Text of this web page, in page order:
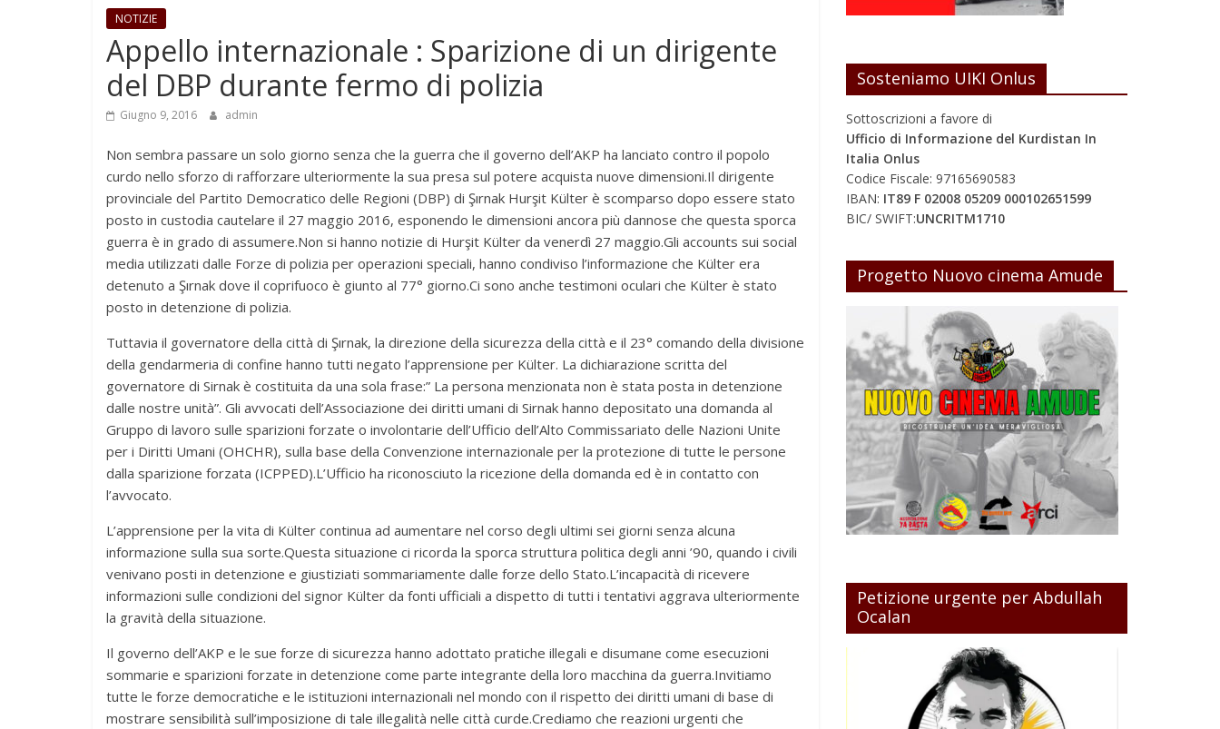
NOTIZIE
Appello internazionale : Sparizione di un dirigente
del DBP durante fermo di polizia
Giugno 9, 2016 admin
Non sembra passare un solo giorno senza che la guerra che il governo dell’AKP ha lanciato contro il popolo
curdo nello sforzo di rafforzare ulteriormente la sua presa sul potere acquista nuove dimensioni.Il dirigente
provinciale del Partito Democratico delle Regioni (DBP) di Şırnak Hurşit Külter è scomparso dopo essere stato
posto in custodia cautelare il 27 maggio 2016, esponendo le dimensioni ancora più dannose che questa sporca
guerra è in grado di assumere.Non si hanno notizie di Hurşit Külter da venerdì 27 maggio.Gli accounts sui social
media utilizzati dalle Forze di polizia per operazioni speciali, hanno condiviso l’informazione che Külter era
detenuto a Şırnak dove il coprifuoco è giunto al 77° giorno.Ci sono anche testimoni oculari che Külter è stato
posto in detenzione di polizia.
Tuttavia il governatore della città di Şırnak, la direzione della sicurezza della città e il 23° comando della divisione
della gendarmeria di confine hanno tutti negato l’apprensione per Külter. La dichiarazione scritta del
governatore di Sirnak è costituita da una sola frase:” La persona menzionata non è stata posta in detenzione
dalle nostre unità”. Gli avvocati dell’Associazione dei diritti umani di Sirnak hanno depositato una domanda al
Gruppo di lavoro sulle sparizioni forzate o involontarie dell’Ufficio dell’Alto Commissariato delle Nazioni Unite
per i Diritti Umani (OHCHR), sulla base della Convenzione internazionale per la protezione di tutte le persone
dalla sparizione forzata (ICPPED).L’Ufficio ha riconosciuto la ricezione della domanda ed è in contatto con
l’avvocato.
L’apprensione per la vita di Külter continua ad aumentare nel corso degli ultimi sei giorni senza alcuna
informazione sulla sua sorte.Questa situazione ci ricorda la sporca struttura politica degli anni ’90, quando i civili
venivano posti in detenzione e giustiziati sommariamente dalle forze dello Stato.L’incapacità di ricevere
informazioni sulle condizioni del signor Külter da fonti ufficiali a dispetto di tutti i tentativi aggrava ulteriormente
la gravità della situazione.
Il governo dell’AKP e le sue forze di sicurezza hanno adottato pratiche illegali e disumane come esecuzioni
sommarie e sparizioni forzate in detenzione come parte integrante della loro macchina da guerra.Invitiamo
tutte le forze democratiche e le istituzioni internazionali nel mondo con il rispetto dei diritti umani di base di
mostrare sensibilità sull’imposizione di tale illegalità nelle città curde.Crediamo che reazioni urgenti che
Sosteniamo UIKI Onlus
Sottoscrizioni a favore di
Ufficio di Informazione del Kurdistan In
Italia Onlus
Codice Fiscale: 97165690583
IBAN: IT89 F 02008 05209 000102651599
BIC/ SWIFT:UNCRITM1710
Progetto Nuovo cinema Amude
Petizione urgente per Abdullah
Ocalan